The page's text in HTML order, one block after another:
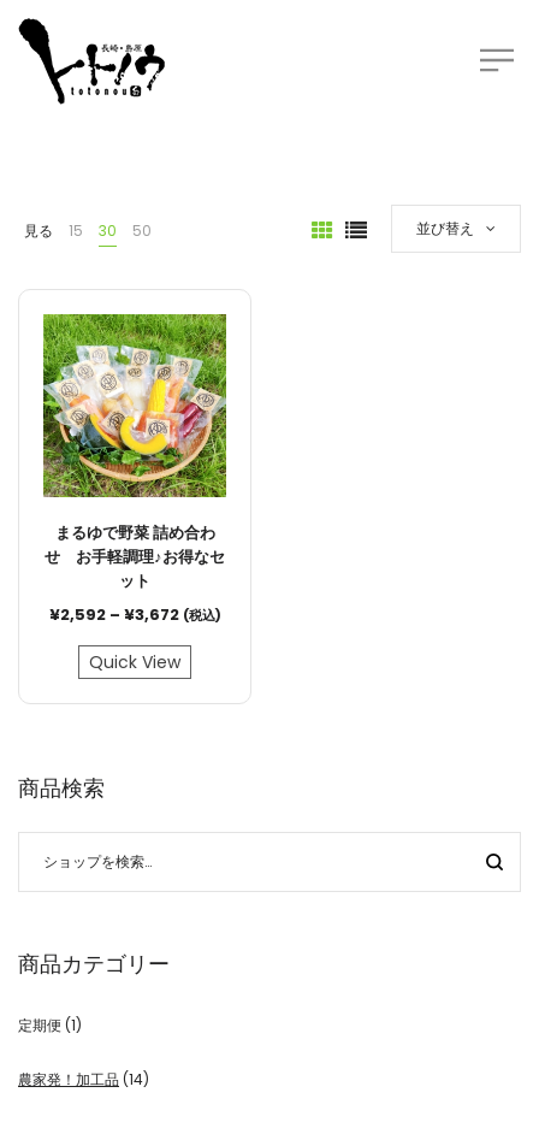
見る 15 30 50 並び替え
まるゆで野菜 詰め合わ
せ お手軽調理♪お得なセ
ット
¥2,592 – ¥3,672 (税込)
Quick View
商品検索
商品カテゴリー
定期便 (1)
農家発！加工品 (14)